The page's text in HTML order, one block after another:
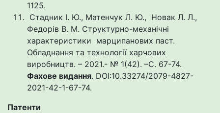
1125.
Стадник І. Ю., Матенчук Л. Ю., Новак Л. Л.,
Федорів В. М. Cтруктурно-механічні
характеристики марципанових паст.
Обладнання та технології харчових
виробництв. – 2021.- № 1(42). –С. 67-74.
Фахове видання. DOI:10.33274/2079-4827-
2021-42-1-67-74.
Патенти